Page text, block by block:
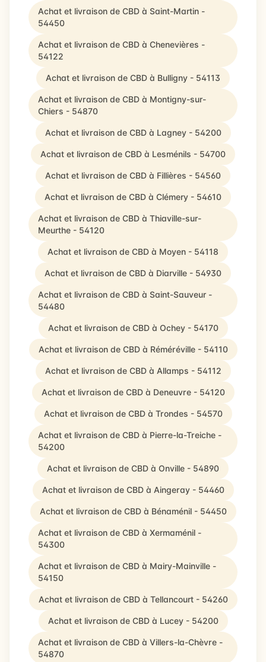
Achat et livraison de CBD à Saint-Martin -
54450
Achat et livraison de CBD à Chenevières -
54122
Achat et livraison de CBD à Bulligny - 54113
Achat et livraison de CBD à Montigny-sur-
Chiers - 54870
Achat et livraison de CBD à Lagney - 54200
Achat et livraison de CBD à Lesménils - 54700
Achat et livraison de CBD à Fillières - 54560
Achat et livraison de CBD à Clémery - 54610
Achat et livraison de CBD à Thiaville-sur-
Meurthe - 54120
Achat et livraison de CBD à Moyen - 54118
Achat et livraison de CBD à Diarville - 54930
Achat et livraison de CBD à Saint-Sauveur -
54480
Achat et livraison de CBD à Ochey - 54170
Achat et livraison de CBD à Réméréville - 54110
Achat et livraison de CBD à Allamps - 54112
Achat et livraison de CBD à Deneuvre - 54120
Achat et livraison de CBD à Trondes - 54570
Achat et livraison de CBD à Pierre-la-Treiche -
54200
Achat et livraison de CBD à Onville - 54890
Achat et livraison de CBD à Aingeray - 54460
Achat et livraison de CBD à Bénaménil - 54450
Achat et livraison de CBD à Xermaménil -
54300
Achat et livraison de CBD à Mairy-Mainville -
54150
Achat et livraison de CBD à Tellancourt - 54260
Achat et livraison de CBD à Lucey - 54200
Achat et livraison de CBD à Villers-la-Chèvre -
54870